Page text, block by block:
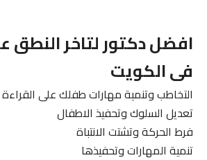
افضل دكتور لتاخر النطق
فى الكويت
التخاطب وتنمية مهارات طفلك على القراءة
تعديل السلوك وتحفيذ الاطفال
فرط الحركة وتشتت الانتباة
تنمية المهارات وتحفيذها